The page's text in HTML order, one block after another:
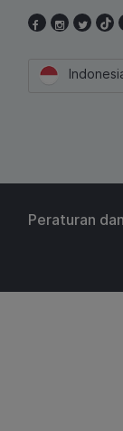
Peraturan